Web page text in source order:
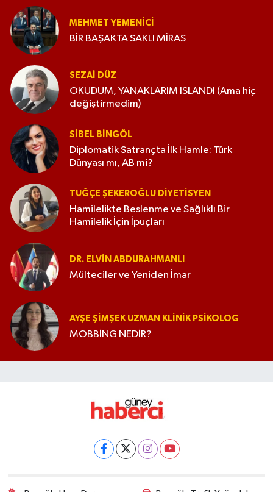
MEHMET YEMENICI
BİR BAŞAKTA SAKLI MİRAS
SEZAI DÜZ
OKUDUM, YANAKLARIM ISLANDI (Ama hiç
değiştirmedim)
SIBEL BINGÖL
Diplomatik Satrançta İlk Hamle: Türk
Dünyası mı, AB mi?
TUĞÇE ŞEKEROĞLU DIYETISYEN
Hamilelikte Beslenme ve Sağlıklı Bir
Hamilelik İçin İpuçları
DR. ELVIN ABDURAHMANLI
Mülteciler ve Yeniden İmar
AYŞE ŞIMŞEK UZMAN KLINIK PSIKOLOG
MOBBİNG NEDİR?